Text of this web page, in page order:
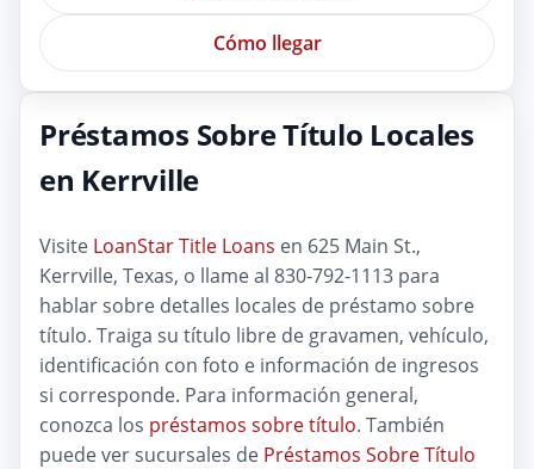
Cómo llegar
Préstamos Sobre Título Locales
en Kerrville
Visite LoanStar Title Loans en 625 Main St.,
Kerrville, Texas, o llame al 830-792-1113 para
hablar sobre detalles locales de préstamo sobre
título. Traiga su título libre de gravamen, vehículo,
identificación con foto e información de ingresos
si corresponde. Para información general,
conozca los préstamos sobre título. También
puede ver sucursales de Préstamos Sobre Título